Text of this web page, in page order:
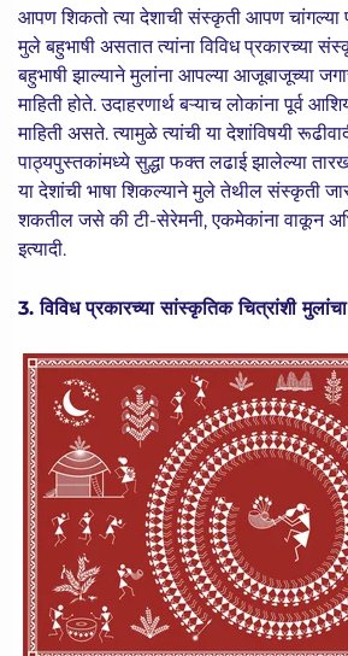
आपण शिकतो त्या देशाची संस्कृती आपण
मुले बहुभाषी असतात त्यांना विविध प्रकारच्या
बहुभाषी झाल्याने मुलांना आपल्या आजूबाजूच्या
माहिती होते. उदाहरणार्थ बऱ्याच लोकांना पूर्व
माहिती असते. त्यामुळे त्यांची या देशांविषयी
पाठ्यपुस्तकांमध्ये सुद्धा फक्त लढाई झालेल्या
या देशांची भाषा शिकल्याने मुले तेथील संस्कृती
शकतील जसे की टी-सेरेमनी, एकमेकांना वाकून
इत्यादी.
3. विविध प्रकारच्या सांस्कृतिक चित्रांशी